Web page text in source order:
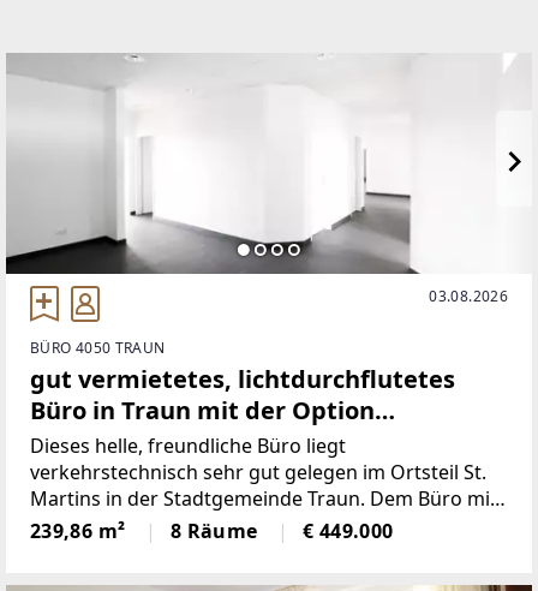
03.08.2026
BÜRO 4050 TRAUN
gut vermietetes, lichtdurchflutetes
Büro in Traun mit der Option
Parkplätze, zu kaufen
Dieses helle, freundliche Büro liegt
verkehrstechnisch sehr gut gelegen im Ortsteil St.
Martins in der Stadtgemeinde Traun. Dem Büro mit
einer Fläche von ca. 239,86 m².Es besteht die Option
Tiefgaragenplätze zu erwerben oder zu mieten. Die
239,86 m² 8 Räume € 449.000